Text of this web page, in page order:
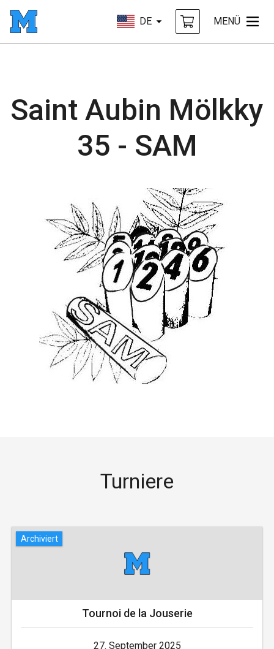
DE MENÜ
Saint Aubin Mölkky
35 - SAM
Turniere
Archiviert
Tournoi de la Jouserie
27. September 2025